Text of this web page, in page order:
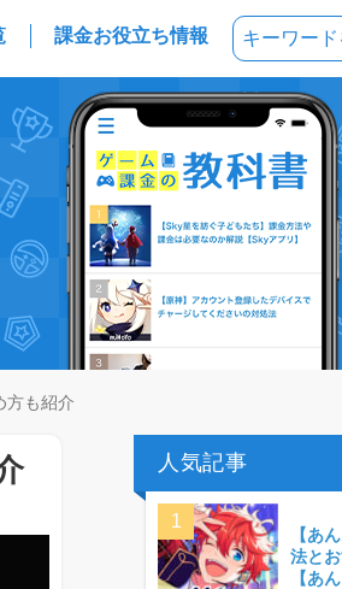
課金お役立ち情報
方も紹介
人気記事
【あ
法と
【あ